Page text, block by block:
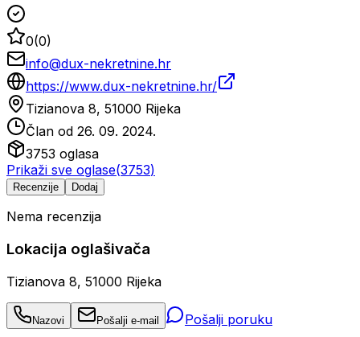
0(0)
info@dux-nekretnine.hr
https://www.dux-nekretnine.hr/
Tizianova 8, 51000 Rijeka
Član od 26. 09. 2024.
3753 oglasa
Prikaži sve oglase(3753)
Recenzije Dodaj
Nema recenzija
Lokacija oglašivača
Tizianova 8, 51000 Rijeka
Nazovi Pošalji e-mail Pošalji poruku